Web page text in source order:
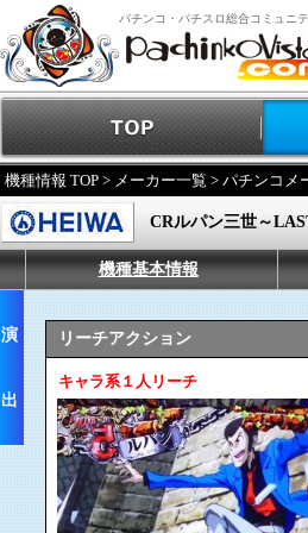
パチンコ・パチスロ総合コミュニ
機種情報 TOP > メーカー一覧 > パチンコメ
CRルパン三世～
機種基本情報
演
出
リーチアクション
キャラ系１人リーチ